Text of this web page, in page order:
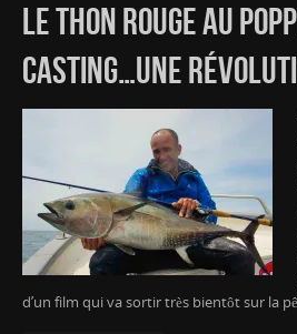
LE THON ROUGE AU
CASTING…UNE
d’un film qui va sortir très bientôt sur la